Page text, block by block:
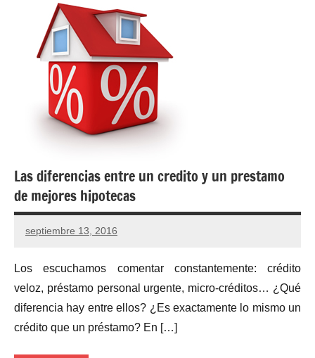
Las diferencias entre un credito y un prestamo
de mejores hipotecas
septiembre 13, 2016
No
comentarios
Los escuchamos comentar constantemente: crédito
veloz, préstamo personal urgente, micro-créditos… ¿Qué
diferencia hay entre ellos? ¿Es exactamente lo mismo un
crédito que un préstamo? En […]